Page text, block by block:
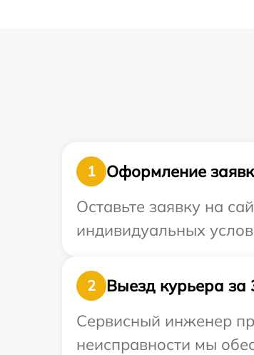
1
Оформление
Оставьте заявку на
индивидуальных
2
Выезд курьера за
Сервисный инженер
неисправности мы